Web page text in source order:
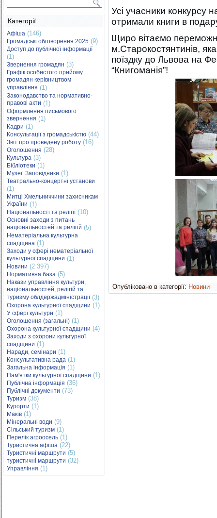
Категорії
Афіша (146)
Громадські обговорення 2025 (9)
Доступ до публічної інформації
(1)
Звернення громадян (3)
Графік особистого прийому
громадян керівництвом
управління (1)
Законодавство та нормативно-
правові акти (1)
Оформлення письмового
звернення (1)
Кадри (1)
Консультації з громадськістю (44)
Звіт про проведену роботу (16)
Оголошення (28)
Культура (3)
Бібліотеки (1)
Музеї. Заповідники (1)
Театрально-концертні установи
(1)
Митці Хмельниччини захисникам
України (1)
Національності та релігії(10)
Основні заходи з питань
національностей та релігій (5)
Нематеріальна культурна
спадщина (1)
Заходи у сфері нематеріальної
культурної спадщини (1)
Новини (2 397)
Нормативна база (5)
Накази управління культури,
національностей, релігій та
туризму облдержадміністрації(3)
Охорона культурної спадщини (1)
У сфері культури (1)
Оголошення (загальні) (1)
Охорона культурної спадщини (4)
Заходи з охорони культурної
спадщини (1)
Наради, семінари (1)
Консультативна рада (1)
Загальна інформація (1)
Пам'ятки культурної спадщини (1)
Публічна інформація (36)
Публічні документи (73)
Туризм (38)
Курорти (1)
Маків (1)
Мінеральні води (9)
Сільський туризм (1)
Перелік агроосель (1)
Туристична афіша (22)
Туристичні маршрути (5)
туристичні маршрути (32)
Управління (1)
Усі учасники конкурсу
отримали книги в
Щиро вітаємо
м.Старокостянтинів,
поїздку до Львова на
“Книгоманія”!
Опубліковано в категорії: Новини